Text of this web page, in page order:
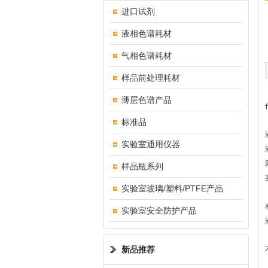
进口试剂
液相色谱耗材
气相色谱耗材
样品前处理耗材
薄层色谱产品
标准品
实验室通用仪器
样品瓶系列
实验室玻璃/塑料/PTFE产品
实验室安全防护产品
新品推荐